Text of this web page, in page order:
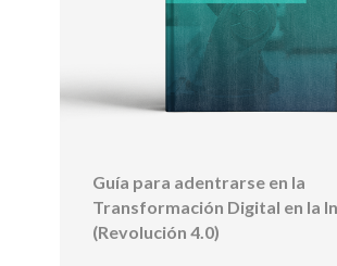
Guía para adentrarse en la
Transformación Digital en la
(Revolución 4.0)